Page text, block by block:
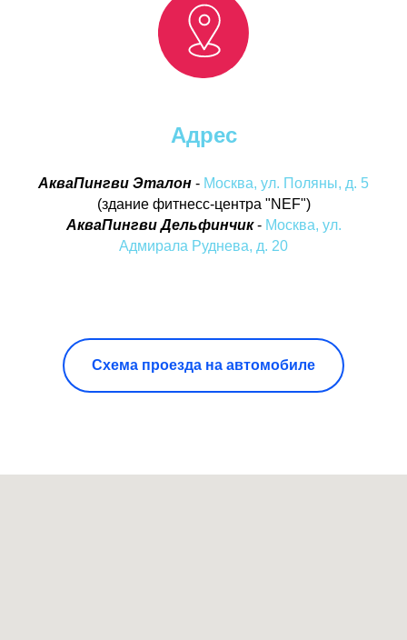
Адрес
АкваПингви Эталон - Москва, ул. Поляны, д. 5
(здание фитнесс-центра "NEF")
АкваПингви Дельфинчик- Москва, ул.
Адмирала Руднева, д. 20
Схема проезда на автомобиле